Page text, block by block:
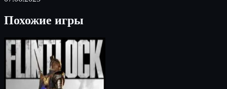
Похожие игры